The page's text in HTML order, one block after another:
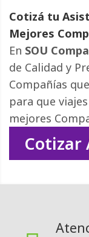
Cotizá tu
Mejores
En SOU
de Calidad y
Compañías
para que
mejores
Cotizar